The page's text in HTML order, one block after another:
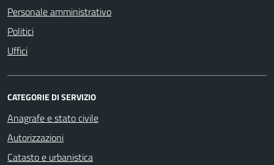
Personale amministrativo
Politici
Uffici
CATEGORIE DI SERVIZIO
Anagrafe e stato civile
Autorizzazioni
Catasto e urbanistica